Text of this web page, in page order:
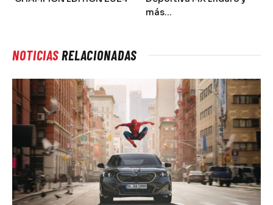
más…
NOTICIASRELACIONADAS